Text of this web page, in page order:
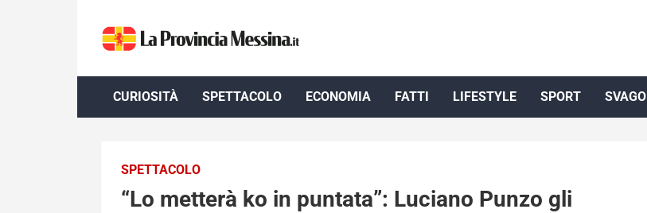
content
CURIOSITÀ SPETTACOLO ECONOMIA FATTI LIFESTYLE SPORT SVAGO
SPETTACOLO
“Lo metterà ko in puntata”: Luciano Punzo gli